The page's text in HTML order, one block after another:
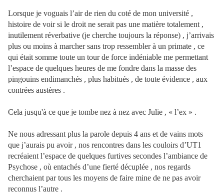
Lorsque je voguais l’air de rien du coté de mon université ,
histoire de voir si le droit ne serait pas une matière totalement ,
inutilement réverbative (je cherche toujours la réponse) , j’arrivais
plus ou moins à marcher sans trop ressembler à un primate , ce
qui était somme toute un tour de force indéniable me permettant
l’espace de quelques heures de me fondre dans la masse des
pingouins endimanchés , plus habitués , de toute évidence , aux
contrées austères .
Cela jusqu'à ce que je tombe nez à nez avec Julie , « l’ex » .
Ne nous adressant plus la parole depuis 4 ans et de vains mots
que j’aurais pu avoir , nos rencontres dans les couloirs d’UT1
recréaient l’espace de quelques furtives secondes l’ambiance de
Psychose , où entachés d’une fierté décuplée , nos regards
cherchaient par tous les moyens de faire mine de ne pas avoir
reconnus l’autre .